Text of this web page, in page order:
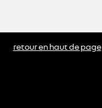
retour en haut de page​